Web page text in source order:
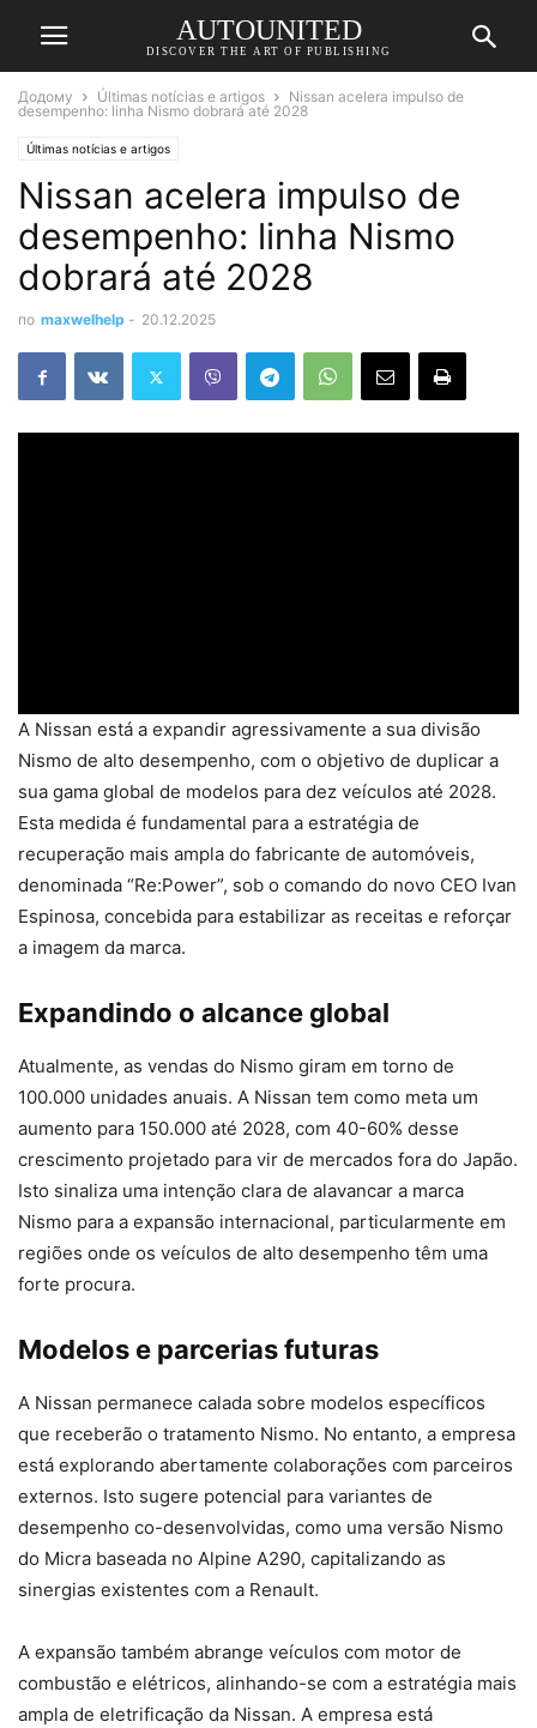
AUTOUNITED
DISCOVER THE ART OF PUBLISHING
Додому Últimas notícias e artigos
Nissan acelera impulso de
desempenho: linha Nismo dobrará até 2028
Últimas notícias e artigos
Nissan acelera impulso de
desempenho: linha Nismo
dobrará até 2028
по maxwelhelp - 20.12.2025
A Nissan está a expandir agressivamente a sua divisão
Nismo de alto desempenho, com o objetivo de duplicar a
sua gama global de modelos para dez veículos até 2028.
Esta medida é fundamental para a estratégia de
recuperação mais ampla do fabricante de automóveis,
denominada “Re:Power”, sob o comando do novo CEO Ivan
Espinosa, concebida para estabilizar as receitas e reforçar
a imagem da marca.
Expandindo o alcance global
Atualmente, as vendas do Nismo giram em torno de
100.000 unidades anuais. A Nissan tem como meta um
aumento para 150.000 até 2028, com 40-60% desse
crescimento projetado para vir de mercados fora do Japão.
Isto sinaliza uma intenção clara de alavancar a marca
Nismo para a expansão internacional, particularmente em
regiões onde os veículos de alto desempenho têm uma
forte procura.
Modelos e parcerias futuras
A Nissan permanece calada sobre modelos específicos
que receberão o tratamento Nismo. No entanto, a empresa
está explorando abertamente colaborações com parceiros
externos. Isto sugere potencial para variantes de
desempenho co-desenvolvidas, como uma versão Nismo
do Micra baseada no Alpine A290, capitalizando as
sinergias existentes com a Renault.
A expansão também abrange veículos com motor de
combustão e elétricos, alinhando-se com a estratégia mais
ampla de eletrificação da Nissan. A empresa está